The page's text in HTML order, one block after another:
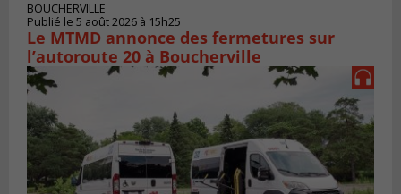
BOUCHERVILLE
Publié le 5 août 2026 à 15h25
Le MTMD annonce des fermetures sur
l’autoroute 20 à Boucherville